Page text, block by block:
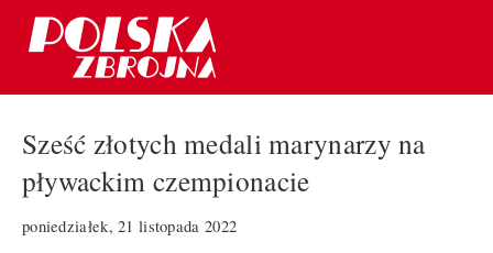
Sześć złotych medali marynarzy na
pływackim czempionacie
poniedziałek, 21 listopada 2022